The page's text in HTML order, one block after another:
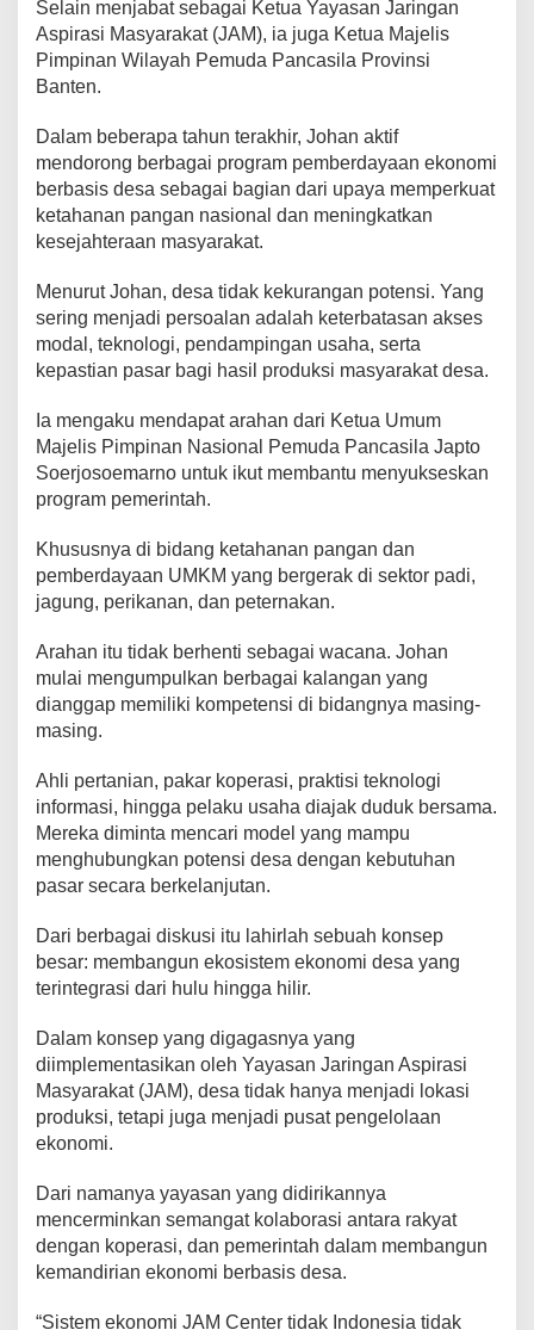
Selain menjabat sebagai Ketua Yayasan Jaringan
Aspirasi Masyarakat (JAM), ia juga Ketua Majelis
Pimpinan Wilayah Pemuda Pancasila Provinsi
Banten.
Dalam beberapa tahun terakhir, Johan aktif
mendorong berbagai program pemberdayaan ekonomi
berbasis desa sebagai bagian dari upaya memperkuat
ketahanan pangan nasional dan meningkatkan
kesejahteraan masyarakat.
Menurut Johan, desa tidak kekurangan potensi. Yang
sering menjadi persoalan adalah keterbatasan akses
modal, teknologi, pendampingan usaha, serta
kepastian pasar bagi hasil produksi masyarakat desa.
Ia mengaku mendapat arahan dari Ketua Umum
Majelis Pimpinan Nasional Pemuda Pancasila Japto
Soerjosoemarno untuk ikut membantu menyukseskan
program pemerintah.
Khususnya di bidang ketahanan pangan dan
pemberdayaan UMKM yang bergerak di sektor padi,
jagung, perikanan, dan peternakan.
Arahan itu tidak berhenti sebagai wacana. Johan
mulai mengumpulkan berbagai kalangan yang
dianggap memiliki kompetensi di bidangnya masing-
masing.
Ahli pertanian, pakar koperasi, praktisi teknologi
informasi, hingga pelaku usaha diajak duduk bersama.
Mereka diminta mencari model yang mampu
menghubungkan potensi desa dengan kebutuhan
pasar secara berkelanjutan.
Dari berbagai diskusi itu lahirlah sebuah konsep
besar: membangun ekosistem ekonomi desa yang
terintegrasi dari hulu hingga hilir.
Dalam konsep yang digagasnya yang
diimplementasikan oleh Yayasan Jaringan Aspirasi
Masyarakat (JAM), desa tidak hanya menjadi lokasi
produksi, tetapi juga menjadi pusat pengelolaan
ekonomi.
Dari namanya yayasan yang didirikannya
mencerminkan semangat kolaborasi antara rakyat
dengan koperasi, dan pemerintah dalam membangun
kemandirian ekonomi berbasis desa.
“Sistem ekonomi JAM Center tidak Indonesia tidak